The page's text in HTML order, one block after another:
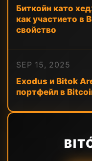
Биткойн като
как участието в
свойство
SEP 15, 2025
Exodus и Bitok
портфейл в